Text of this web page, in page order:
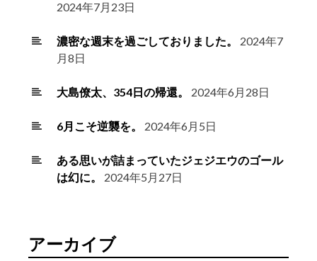
2024年7月23日
濃密な週末を過ごしておりました。
2024年7
月8日
大島僚太、354日の帰還。 2024年6月28日
6月こそ逆襲を。 2024年6月5日
ある思いが詰まっていたジェジエウのゴール
は幻に。
2024年5月27日
アーカイブ